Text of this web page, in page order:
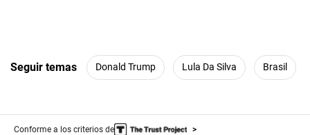
Seguir temas Donald Trump Lula Da Silva Brasil
Conforme a los criterios de